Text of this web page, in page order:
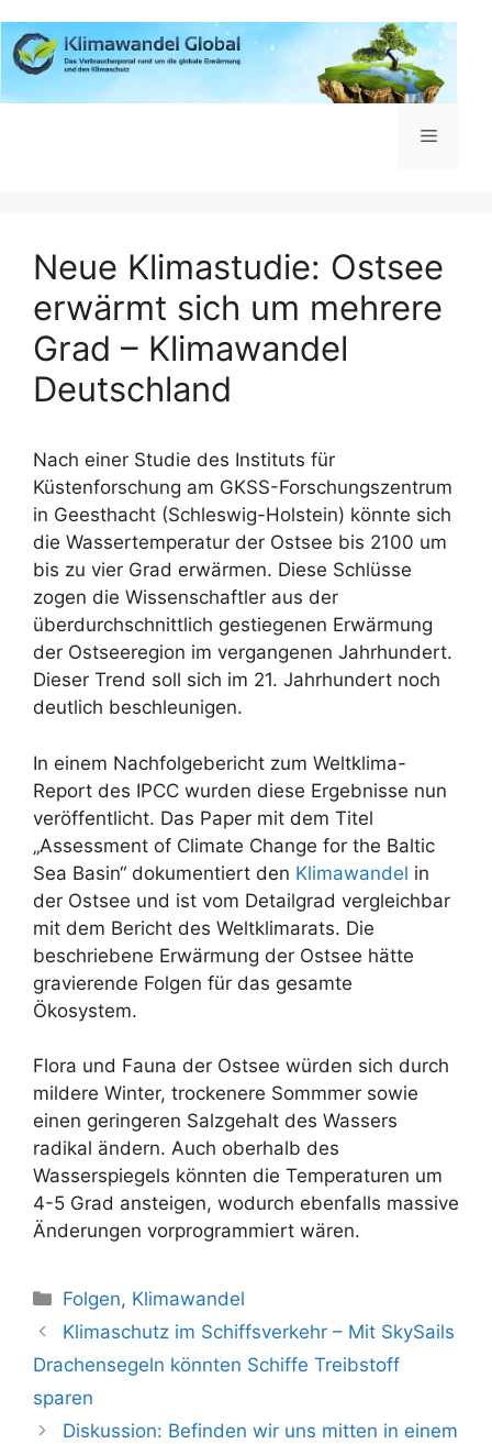
Inhalt
springen
Menü
Neue Klimastudie: Ostsee
erwärmt sich um mehrere
Grad – Klimawandel
Deutschland
Nach einer Studie des Instituts für
Küstenforschung am GKSS-Forschungszentrum
in Geesthacht (Schleswig-Holstein) könnte sich
die Wassertemperatur der Ostsee bis 2100 um
bis zu vier Grad erwärmen. Diese Schlüsse
zogen die Wissenschaftler aus der
überdurchschnittlich gestiegenen Erwärmung
der Ostseeregion im vergangenen Jahrhundert.
Dieser Trend soll sich im 21. Jahrhundert noch
deutlich beschleunigen.
In einem Nachfolgebericht zum Weltklima-
Report des IPCC wurden diese Ergebnisse nun
veröffentlicht. Das Paper mit dem Titel
„Assessment of Climate Change for the Baltic
Sea Basin“ dokumentiert den Klimawandel in
der Ostsee und ist vom Detailgrad vergleichbar
mit dem Bericht des Weltklimarats. Die
beschriebene Erwärmung der Ostsee hätte
gravierende Folgen für das gesamte
Ökosystem.
Flora und Fauna der Ostsee würden sich durch
mildere Winter, trockenere Sommmer sowie
einen geringeren Salzgehalt des Wassers
radikal ändern. Auch oberhalb des
Wasserspiegels könnten die Temperaturen um
4-5 Grad ansteigen, wodurch ebenfalls massive
Änderungen vorprogrammiert wären.
Kategorien
Folgen, Klimawandel
Beitrags-
Navigation
Klimaschutz im Schiffsverkehr – Mit SkySails
Drachensegeln könnten Schiffe Treibstoff
sparen
Diskussion: Befinden wir uns mitten in einem